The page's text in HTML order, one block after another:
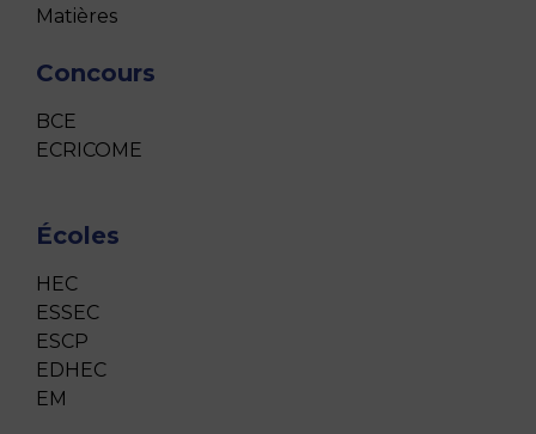
Matières
Concours
BCE
ECRICOME
Écoles
HEC
ESSEC
ESCP
EDHEC
EM